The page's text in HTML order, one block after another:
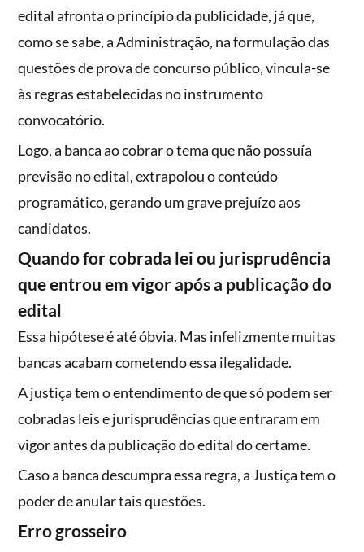
edital afronta o princípio da publicidade, já que,
como se sabe, a Administração, na formulação das
questões de prova de concurso público, vincula-se
às regras estabelecidas no instrumento
convocatório.
Logo, a banca ao cobrar o tema que não possuía
previsão no edital, extrapolou o conteúdo
programático, gerando um grave prejuízo aos
candidatos.
Quando for cobrada lei ou jurisprudência
que entrou em vigor após a publicação do
edital
Essa hipótese é até óbvia. Mas infelizmente muitas
bancas acabam cometendo essa ilegalidade.
A justiça tem o entendimento de que só podem ser
cobradas leis e jurisprudências que entraram em
vigor antes da publicação do edital do certame.
Caso a banca descumpra essa regra, a Justiça tem o
poder de anular tais questões.
Erro grosseiro